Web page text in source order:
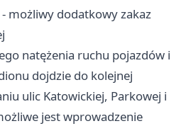
możliwy dodatkowy zakaz
natężenia ruchu pojazdów i
dojdzie do kolejnej
ulic Katowickiej, Parkowej i
jest wprowadzenie